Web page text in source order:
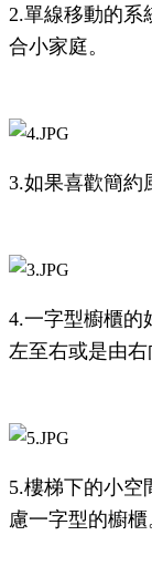
2.單線移動的系
合小家庭。
3.如果喜歡簡約
4.一字型櫥櫃的
左至右或是由右
5.樓梯下的小空
慮一字型的櫥櫃